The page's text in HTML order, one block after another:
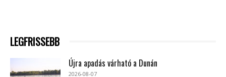
LEGFRISSEBB
Újra apadás várható a Dunán
2026-08-07